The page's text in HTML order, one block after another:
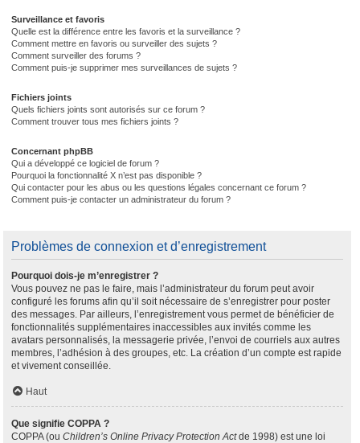
Surveillance et favoris
Quelle est la différence entre les favoris et la surveillance ?
Comment mettre en favoris ou surveiller des sujets ?
Comment surveiller des forums ?
Comment puis-je supprimer mes surveillances de sujets ?
Fichiers joints
Quels fichiers joints sont autorisés sur ce forum ?
Comment trouver tous mes fichiers joints ?
Concernant phpBB
Qui a développé ce logiciel de forum ?
Pourquoi la fonctionnalité X n’est pas disponible ?
Qui contacter pour les abus ou les questions légales concernant ce forum ?
Comment puis-je contacter un administrateur du forum ?
Problèmes de connexion et d’enregistrement
Pourquoi dois-je m’enregistrer ?
Vous pouvez ne pas le faire, mais l’administrateur du forum peut avoir
configuré les forums afin qu’il soit nécessaire de s’enregistrer pour poster
des messages. Par ailleurs, l’enregistrement vous permet de bénéficier de
fonctionnalités supplémentaires inaccessibles aux invités comme les
avatars personnalisés, la messagerie privée, l’envoi de courriels aux autres
membres, l’adhésion à des groupes, etc. La création d’un compte est rapide
et vivement conseillée.
Haut
Que signifie COPPA ?
COPPA (ou Children’s Online Privacy Protection Actde 1998) est une loi